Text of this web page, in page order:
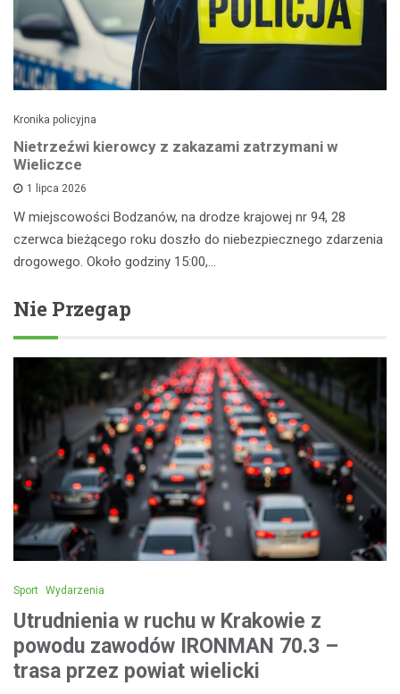
Kronika policyjna
Nietrzeźwi kierowcy z zakazami zatrzymani w
Wieliczce
1 lipca 2026
W miejscowości Bodzanów, na drodze krajowej nr 94, 28
czerwca bieżącego roku doszło do niebezpiecznego zdarzenia
drogowego. Około godziny 15:00,…
Nie Przegap
Sport Wydarzenia
Utrudnienia w ruchu w Krakowie z
powodu zawodów IRONMAN 70.3 –
trasa przez powiat wielicki